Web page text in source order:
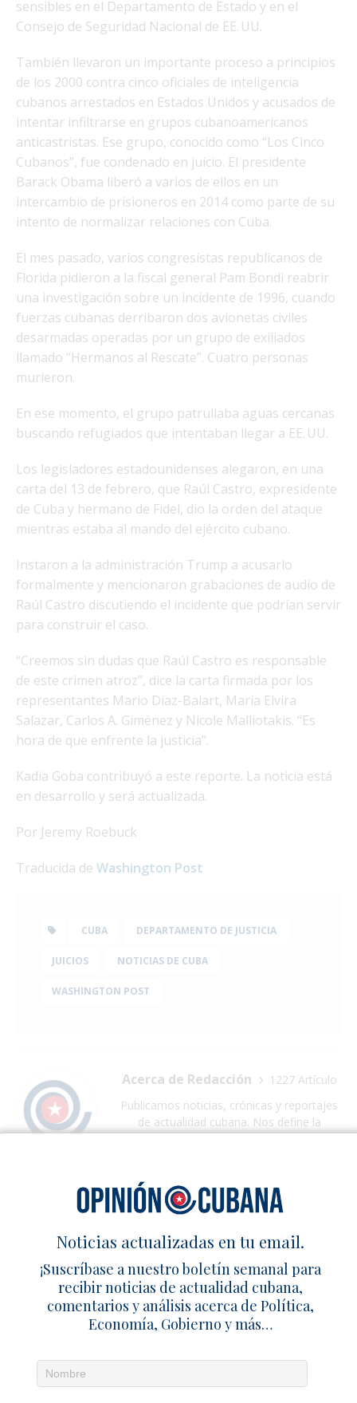
sensibles en el Departamento de Estado y en el
Consejo de Seguridad Nacional de EE. UU.
También llevaron un importante proceso a principios
de los 2000 contra cinco oficiales de inteligencia
cubanos arrestados en Estados Unidos y acusados de
intentar infiltrarse en grupos cubanoamericanos
anticastristas. Ese grupo, conocido como “Los Cinco
Cubanos”, fue condenado en juicio. El presidente
Barack Obama liberó a varios de ellos en un
intercambio de prisioneros en 2014 como parte de su
intento de normalizar relaciones con Cuba.
El mes pasado, varios congresistas republicanos de
Florida pidieron a la fiscal general Pam Bondi reabrir
una investigación sobre un incidente de 1996, cuando
fuerzas cubanas derribaron dos avionetas civiles
desarmadas operadas por un grupo de exiliados
llamado “Hermanos al Rescate”. Cuatro personas
murieron.
En ese momento, el grupo patrullaba aguas cercanas
buscando refugiados que intentaban llegar a EE. UU.
Los legisladores estadounidenses alegaron, en una
carta del 13 de febrero, que Raúl Castro, expresidente
de Cuba y hermano de Fidel, dio la orden del ataque
mientras estaba al mando del ejército cubano.
Instaron a la administración Trump a acusarlo
formalmente y mencionaron grabaciones de audio de
Raúl Castro discutiendo el incidente que podrían servir
para construir el caso.
“Creemos sin dudas que Raúl Castro es responsable
de este crimen atroz”, dice la carta firmada por los
representantes Mario Díaz-Balart, María Elvira
Salazar, Carlos A. Giménez y Nicole Malliotakis. “Es
hora de que enfrente la justicia”.
Kadia Goba contribuyó a este reporte. La noticia está
en desarrollo y será actualizada.
Por Jeremy Roebuck
Traducida de Washington Post
CUBA DEPARTAMENTO DE JUSTICIA
JUICIOS NOTICIAS DE CUBA
WASHINGTON POST
Acerca de Redacción
1227 Artículo
Publicamos noticias, crónicas y reportajes
de actualidad cubana. Nos define la
ANTERIOR
nacional en una Cuba libre
SIGUIENTE
Nueva ola de protestas en varias zonas del país
Noticias actualizadas en tu email.
¡Suscríbase a nuestro boletín semanal para
recibir noticias de actualidad cubana,
comentarios y análisis acerca de Política,
Economía, Gobierno y más…